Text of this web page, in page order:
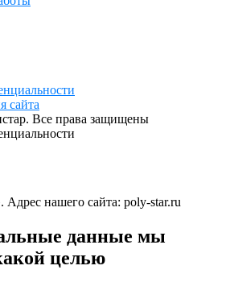
сайта
Все права защищены
нашего сайта: poly-star.ru
данные мы
целью